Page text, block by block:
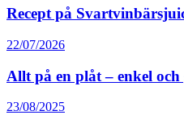
Recept på
22/07/2026
Allt på en plåt – enkel
23/08/2025